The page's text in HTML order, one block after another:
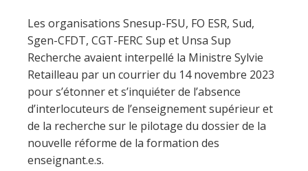
Les organisations Snesup-FSU, FO ESR, Sud,
Sgen-CFDT, CGT-FERC Sup et Unsa Sup
Recherche avaient interpellé la Ministre Sylvie
Retailleau par un courrier du 14 novembre 2023
pour s’étonner et s’inquiéter de l’absence
d’interlocuteurs de l’enseignement supérieur et
de la recherche sur le pilotage du dossier de la
nouvelle réforme de la formation des
enseignant.e.s.